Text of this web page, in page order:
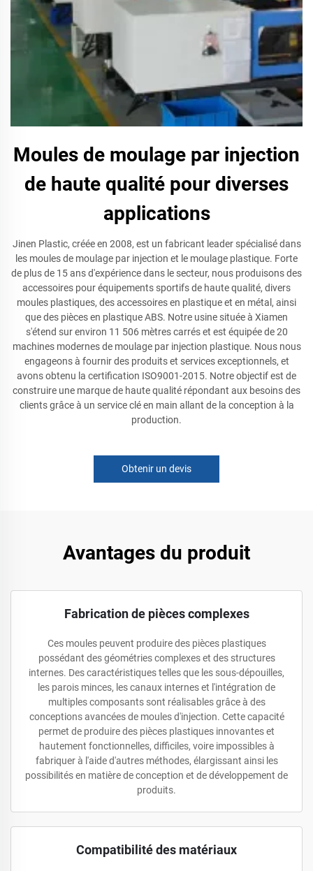
Moules de moulage par injection
de haute qualité pour diverses
applications
Jinen Plastic, créée en 2008, est un fabricant leader spécialisé dans
les moules de moulage par injection et le moulage plastique. Forte
de plus de 15 ans d'expérience dans le secteur, nous produisons des
accessoires pour équipements sportifs de haute qualité, divers
moules plastiques, des accessoires en plastique et en métal, ainsi
que des pièces en plastique ABS. Notre usine située à Xiamen
s'étend sur environ 11 506 mètres carrés et est équipée de 20
machines modernes de moulage par injection plastique. Nous nous
engageons à fournir des produits et services exceptionnels, et
avons obtenu la certification ISO9001-2015. Notre objectif est de
construire une marque de haute qualité répondant aux besoins des
clients grâce à un service clé en main allant de la conception à la
production.
Obtenir un devis
Avantages du produit
Fabrication de pièces complexes
Ces moules peuvent produire des pièces plastiques
possédant des géométries complexes et des structures
internes. Des caractéristiques telles que les sous-dépouilles,
les parois minces, les canaux internes et l'intégration de
multiples composants sont réalisables grâce à des
conceptions avancées de moules d'injection. Cette capacité
permet de produire des pièces plastiques innovantes et
hautement fonctionnelles, difficiles, voire impossibles à
fabriquer à l'aide d'autres méthodes, élargissant ainsi les
possibilités en matière de conception et de développement de
produits.
Compatibilité des matériaux